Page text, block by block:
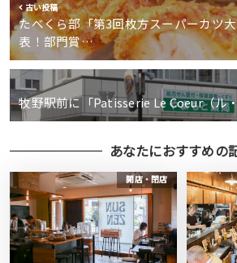
古い投稿
たべくら部「第3回枚方スーパーカツ
表！部門賞…
牧野駅前に「Patisserie Le Coeur（ル
あなたにおすすめの
開店・閉店